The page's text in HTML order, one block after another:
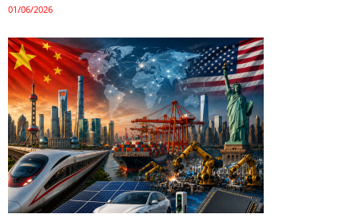
01/06/2026